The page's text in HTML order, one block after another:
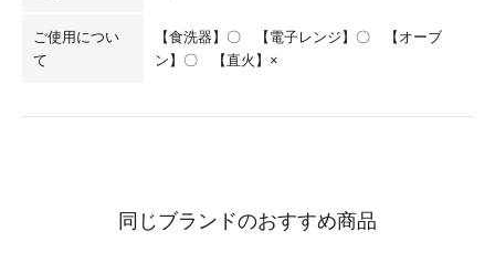
ご使用につい
て
【食洗器】〇 【電子レンジ】〇 【オーブ
ン】〇 【直火】×
同じブランドのおすすめ商品
SALE